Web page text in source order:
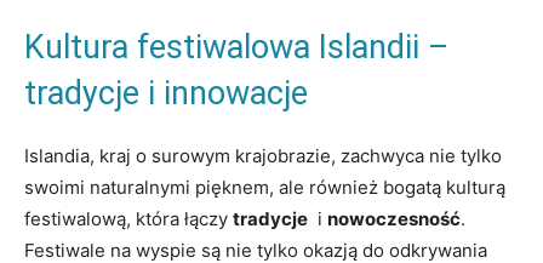
Kultura festiwalowa Islandii –
tradycje i innowacje
Islandia, kraj o surowym⁣ krajobrazie, zachwyca nie tylko
swoimi‌ naturalnymi pięknem, ale również bogatą⁣ kulturą
festiwalową, która łączy tradycje ‍ i nowoczesność.
‍Festiwale na wyspie​ są⁢ nie⁤ tylko okazją⁤ do odkrywania